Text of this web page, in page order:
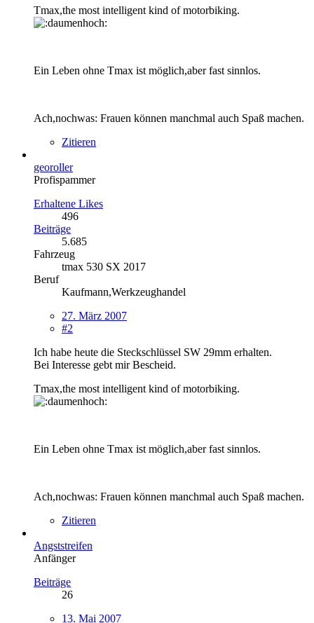
Tmax,the most intelligent kind of motorbiking.
Ein Leben ohne Tmax ist möglich,aber fast sinnlos.
Ach,nochwas: Frauen können manchmal auch Spaß machen.
Zitieren
georoller
Profispammer
Erhaltene Likes
496
Beiträge
5.685
Fahrzeug
tmax 530 SX 2017
Beruf
Kaufmann,Werkzeughandel
27. März 2007
#2
Ich habe heute die Steckschlüssel SW 29mm erhalten.
Bei Interesse gebt mir Bescheid.
Tmax,the most intelligent kind of motorbiking.
Ein Leben ohne Tmax ist möglich,aber fast sinnlos.
Ach,nochwas: Frauen können manchmal auch Spaß machen.
Zitieren
Angststreifen
Anfänger
Beiträge
26
13. Mai 2007